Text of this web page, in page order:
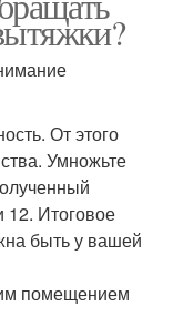
От этого
Умножьте
12. Итоговое
быть у вашей
помещением